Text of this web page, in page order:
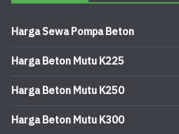
Harga Sewa Pompa Beton
Harga Beton Mutu K225
Harga Beton Mutu K250
Harga Beton Mutu K300